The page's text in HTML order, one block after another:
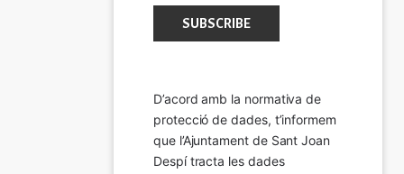
D’acord amb la normativa de
protecció de dades, t’informem
que l’Ajuntament de Sant Joan
Despí tracta les dades